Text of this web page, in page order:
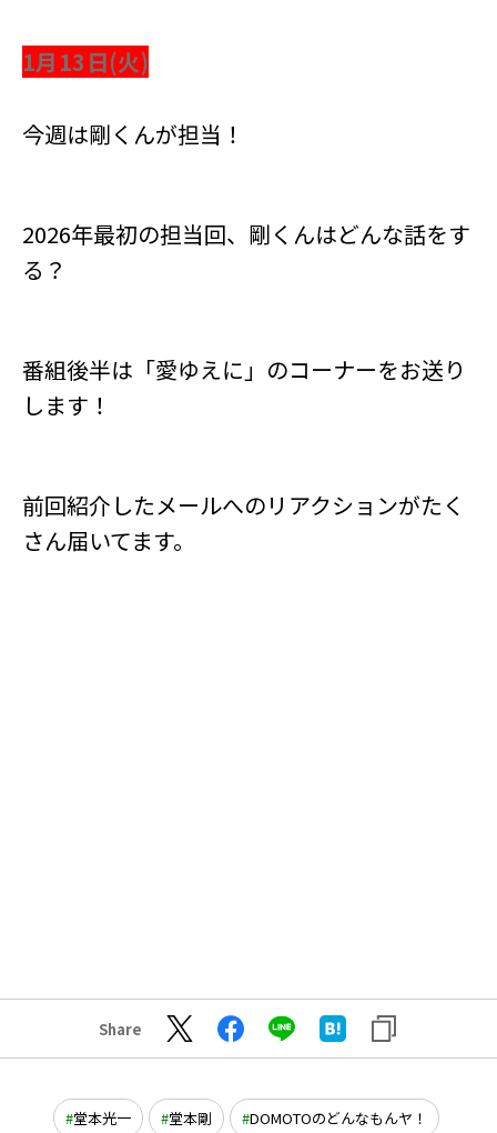
1月13日(火)
今週は剛くんが担当！
2026年最初の担当回、剛くんはどんな話をす
る？
番組後半は「愛ゆえに」のコーナーをお送り
します！
前回紹介したメールへのリアクションがたく
さん届いてます。
Share
堂本光一 堂本剛 DOMOTOのどんなもんヤ！